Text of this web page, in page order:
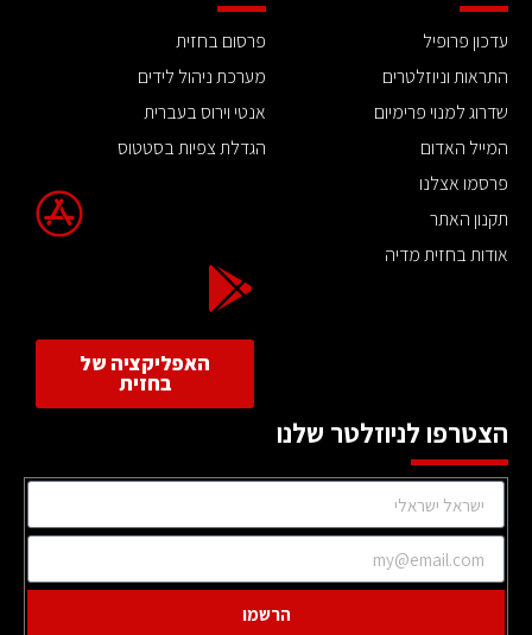
עדכון פרופיל
התראות וניוזלטרים
שדרוג למנוי פרימיום
המייל האדום
פרסמו אצלנו
תקנון האתר
אודות בחזית מדיה
פרסום בחזית
מערכת ניהול לידים
אנטי וירוס בעברית
הגדלת צפיות בסטטוס
האפליקציה של
בחזית
הצטרפו לניוזלטר שלנו
הרשמו